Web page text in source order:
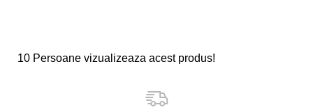
10 Persoane vizualizeaza acest produs!